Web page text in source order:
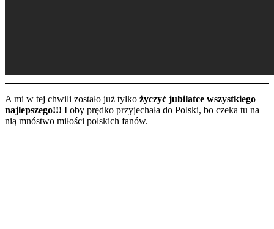
A mi w tej chwili zostało już tylko życzyć jubilatce wszystkiego
najlepszego!!! I oby prędko przyjechała do Polski, bo czeka tu na
nią mnóstwo miłości polskich fanów.